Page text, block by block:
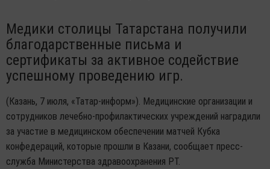
Медики столицы Татарстана получили
благодарственные письма и
сертификаты за активное содействие
успешному проведению игр.
(Казань, 7 июля, «Татар-информ»). Медицинские организации и
сотрудников лечебно-профилактических учреждений наградили
за участие в медицинском обеспечении матчей Кубка
конфедераций, которые прошли в Казани, сообщает пресс-
служба Министерства здравоохранения РТ.